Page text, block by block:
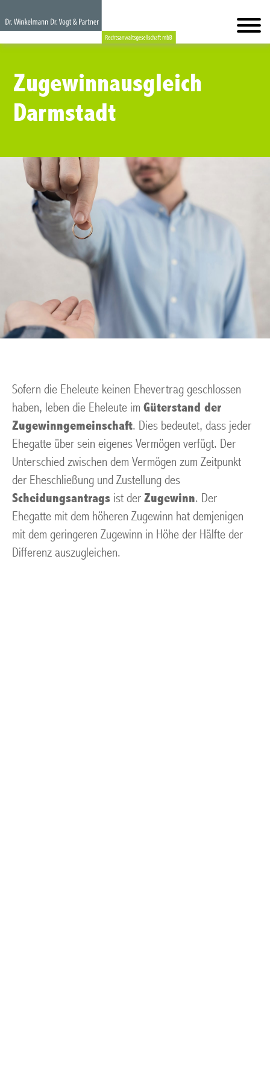
Zugewinnausgleich
Darmstadt
Sofern die Eheleute keinen Ehevertrag geschlossen
haben, leben die Eheleute im Güterstand der
Zugewinngemeinschaft. Dies bedeutet, dass jeder
Ehegatte über sein eigenes Vermögen verfügt. Der
Unterschied zwischen dem Vermögen zum Zeitpunkt
der Eheschließung und Zustellung des
Scheidungsantrags ist der Zugewinn. Der
Ehegatte mit dem höheren Zugewinn hat demjenigen
mit dem geringeren Zugewinn in Höhe der Hälfte der
Differenz auszugleichen.